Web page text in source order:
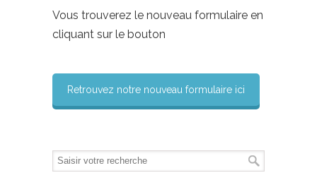
Vous trouverez le nouveau formulaire en
cliquant sur le bouton
Retrouvez notre nouveau formulaire ici